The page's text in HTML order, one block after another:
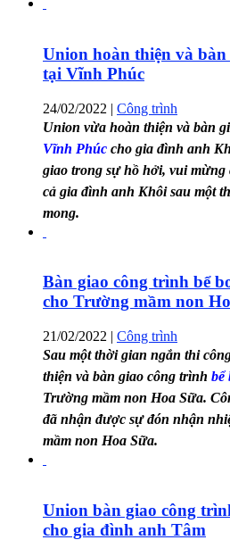
Union hoàn thiện và
tại Vĩnh Phúc
24/02/2022 | Công trình
Union vừa hoàn thiện và bàn
Vĩnh Phúc cho gia đình anh
giao trong sự hồ hởi, vui mừng
cả gia đình anh Khôi sau một
mong.
Bàn giao công trình bể
cho Trường mầm non
21/02/2022 | Công trình
Sau một thời gian ngắn thi
thiện và bàn giao công trình bể
Trường mầm non Hoa Sữa.
đã nhận được sự đón nhận
mầm non Hoa Sữa.
Union bàn giao công
cho gia đình anh Tâm